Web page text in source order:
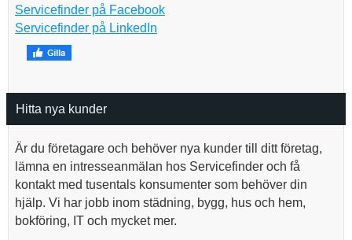
Servicefinder på Facebook
Servicefinder på LinkedIn
Hitta nya kunder
Är du företagare och behöver nya kunder till ditt företag,
lämna en intresseanmälan hos Servicefinder och få
kontakt med tusentals konsumenter som behöver din
hjälp. Vi har jobb inom städning, bygg, hus och hem,
bokföring, IT och mycket mer.